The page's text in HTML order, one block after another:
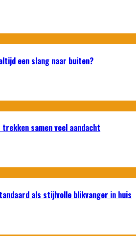
een slang naar buiten?
trekken samen veel aandacht
als stijlvolle blikvanger in huis